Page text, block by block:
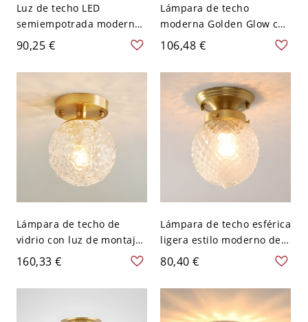
Luz de techo LED
semiempotrada moderna
de 1 luz en blanco -
Blanco 110 A 120 V Flor
90,25 €
Lámpara de techo
moderna Golden Glow con
pantalla de vidrio - 110 A
120 V Circular 30,48 cm
Cúmulo blanco
106,48 €
Lámpara de techo de
vidrio con luz de montaje
empotrado de 1 luz y
diseño geométrico
nórdico para pasillos -
160,33 €
Lámpara de techo esférica
ligera estilo moderno de
vidrio para restaurante -
110 A 120 V Vidrio
acanalado
80,40 €